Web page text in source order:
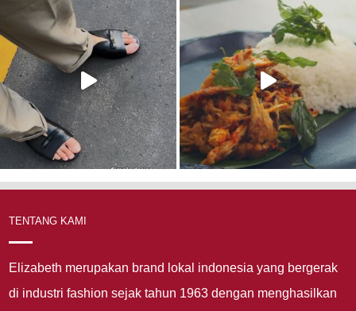
TENTANG KAMI
Elizabeth merupakan brand lokal indonesia yang bergerak
di industri fashion sejak tahun 1963 dengan menghasilkan